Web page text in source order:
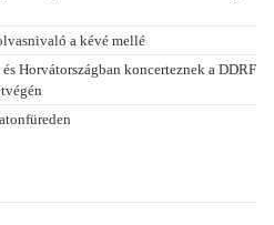
a kévé mellé
Horvátországban koncerteznek a DDRF